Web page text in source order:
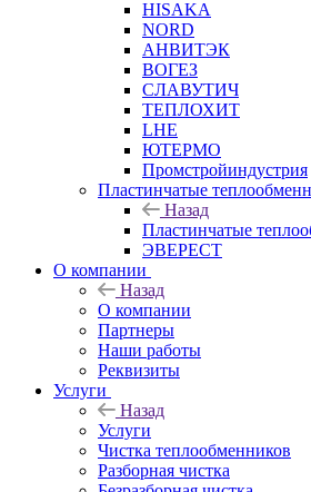
HISAKA
NORD
АНВИТЭК
ВОГЕЗ
СЛАВУТИЧ
ТЕПЛОХИТ
LHE
ЮТЕРМО
Промстройиндустрия
Пластинчатые
Назад
Пластинчатые
ЭВЕРЕСТ
О компании
Назад
О компании
Партнеры
Наши работы
Реквизиты
Услуги
Назад
Услуги
Чистка теплообменников
Разборная чистка